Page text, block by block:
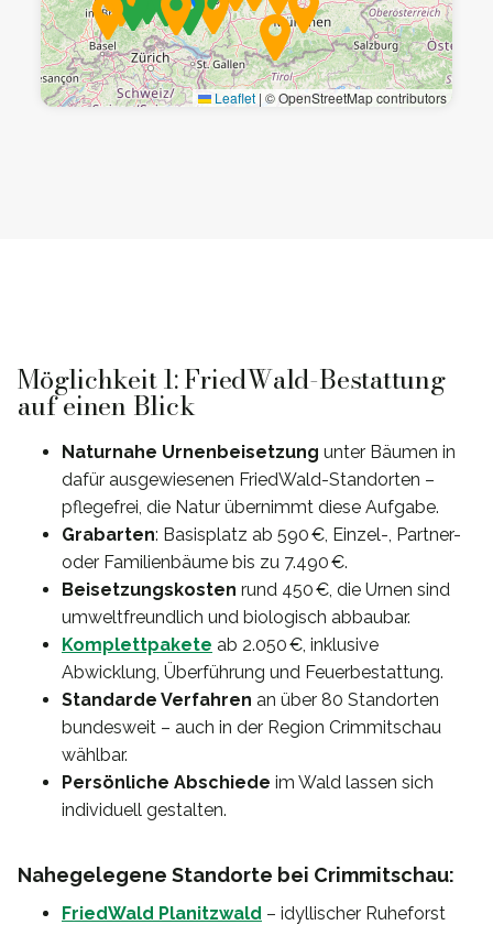
Leaflet | © OpenStreetMap contributors
Möglichkeit 1: FriedWald-Bestattung
auf einen Blick
Naturnahe Urnenbeisetzung unter Bäumen in
dafür ausgewiesenen FriedWald-Standorten –
pflegefrei, die Natur übernimmt diese Aufgabe.
Grabarten: Basisplatz ab 590 €, Einzel-, Partner-
oder Familienbäume bis zu 7.490 €.
Beisetzungskosten rund 450 €, die Urnen sind
umweltfreundlich und biologisch abbaubar.
Komplettpakete ab 2.050 €, inklusive
Abwicklung, Überführung und Feuerbestattung.
Standarde Verfahren an über 80 Standorten
bundesweit – auch in der Region Crimmitschau
wählbar.
Persönliche Abschiede im Wald lassen sich
individuell gestalten.
Nahegelegene Standorte bei Crimmitschau:
FriedWald Planitzwald – idyllischer Ruheforst